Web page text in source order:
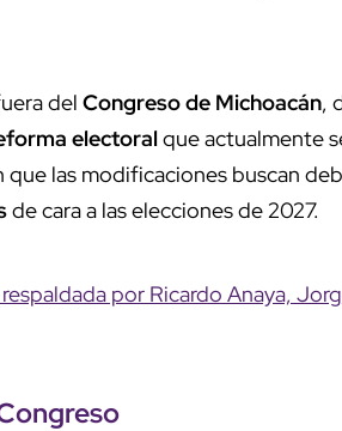
del Congreso de Michoacán,
electoralque actualmente
las modificaciones buscan
de cara a las elecciones de 2027.
por Ricardo Anaya,